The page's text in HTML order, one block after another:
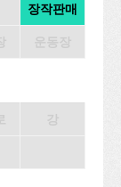
장작판매